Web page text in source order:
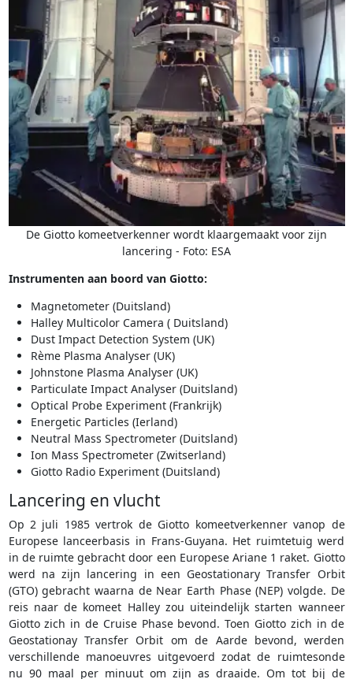
De Giotto komeetverkenner wordt klaargemaakt voor zijn
lancering - Foto: ESA
Instrumenten aan boord van Giotto:
Magnetometer (Duitsland)
Halley Multicolor Camera ( Duitsland)
Dust Impact Detection System (UK)
Rème Plasma Analyser (UK)
Johnstone Plasma Analyser (UK)
Particulate Impact Analyser (Duitsland)
Optical Probe Experiment (Frankrijk)
Energetic Particles (Ierland)
Neutral Mass Spectrometer (Duitsland)
Ion Mass Spectrometer (Zwitserland)
Giotto Radio Experiment (Duitsland)
Lancering en vlucht
Op 2 juli 1985 vertrok de Giotto komeetverkenner vanop de
Europese lanceerbasis in Frans-Guyana. Het ruimtetuig werd
in de ruimte gebracht door een Europese Ariane 1 raket. Giotto
werd na zijn lancering in een Geostationary Transfer Orbit
(GTO) gebracht waarna de Near Earth Phase (NEP) volgde. De
reis naar de komeet Halley zou uiteindelijk starten wanneer
Giotto zich in de Cruise Phase bevond. Toen Giotto zich in de
Geostationay Transfer Orbit om de Aarde bevond, werden
verschillende manoeuvres uitgevoerd zodat de ruimtesonde
nu 90 maal per minuut om zijn as draaide. Om tot bij de